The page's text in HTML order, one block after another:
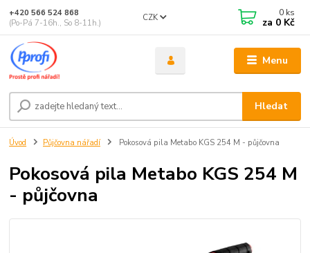
Menu
CZK
Hledat
+420 566 524 868
(Po-Pá 7-16h., So 8-11h.)
0 ks
za 0 Kč
Úvod Půjčovna nářadí Pokosová pila Metabo KGS 254 M - půjčovna
Pokosová pila Metabo KGS 254 M
- půjčovna